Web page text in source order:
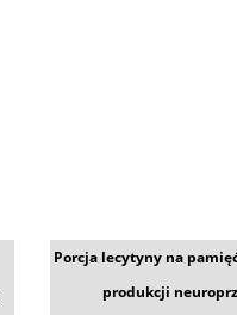
Porcja lecytyny na
produkcji